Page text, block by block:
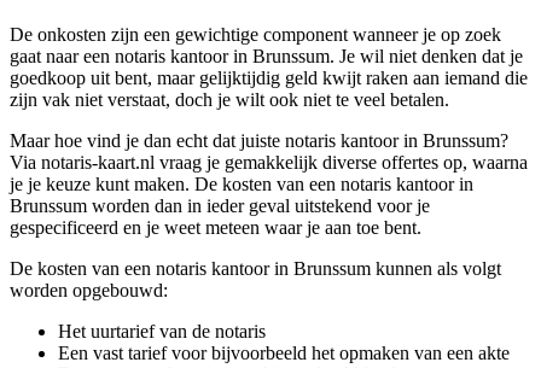
De onkosten zijn een gewichtige component wanneer je op zoek
gaat naar een notaris kantoor in Brunssum. Je wil niet denken dat je
goedkoop uit bent, maar gelijktijdig geld kwijt raken aan iemand die
zijn vak niet verstaat, doch je wilt ook niet te veel betalen.
Maar hoe vind je dan echt dat juiste notaris kantoor in Brunssum?
Via notaris-kaart.nl vraag je gemakkelijk diverse offertes op, waarna
je je keuze kunt maken. De kosten van een notaris kantoor in
Brunssum worden dan in ieder geval uitstekend voor je
gespecificeerd en je weet meteen waar je aan toe bent.
De kosten van een notaris kantoor in Brunssum kunnen als volgt
worden opgebouwd:
Het uurtarief van de notaris
Een vast tarief voor bijvoorbeeld het opmaken van een akte